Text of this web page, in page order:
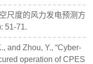
尺度的风力发电预测方
51-71.
and Zhou, Y., “Cyber-
operation of CPES